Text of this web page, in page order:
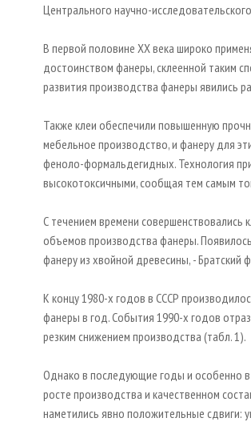
Центрального научно-
В первой половине XX века широко
достоинством фанеры, склеенной таким
развития производства фанеры явились
Также клеи обеспечили повышенную
мебельное производство, и фанеру для
феноло-формальдегидных. Технология
высокотоксичными, сообщая тем самым
С течением времени совершенствовались
объемов производства фанеры.
фанеру из хвойной древесины, -
К концу 1980-х годов в СССР
фанеры в год. События 1990-х годов
резким снижением производства (табл. 1).
Однако в последующие годы и особенно
росте производства и качественном
наметились явно положительные сдвиги: